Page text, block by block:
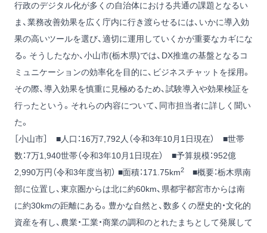
行政のデジタル化が多くの自治体における共通の課題となるい
ま、業務改善効果を広く庁内に行き渡らせるには、いかに導入効
果の高いツールを選び、適切に運用していくかが重要なカギにな
る。そうしたなか、小山市(栃木県)では、DX推進の基盤となるコ
ミュニケーションの効率化を目的に、ビジネスチャットを採用。
その際、導入効果を慎重に見極めるため、試験導入や効果検証を
行ったという。それらの内容について、同市担当者に詳しく聞い
た。
［小山市］ ■人口：16万7,792人（令和3年10月1日現在） ■世帯
数：7万1,940世帯（令和3年10月1日現在） ■予算規模：952億
2,990万円（令和3年度当初） ■面積：171.75km2
■概要：栃木県南
部に位置し、東京圏からは北に約60km、県都宇都宮市からは南
に約30kmの距離にある。豊かな自然と、数多くの歴史的・文化的
資産を有し、農業・工業・商業の調和のとれたまちとして発展して